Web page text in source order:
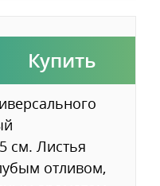
Купить
см. Листья
отливом,